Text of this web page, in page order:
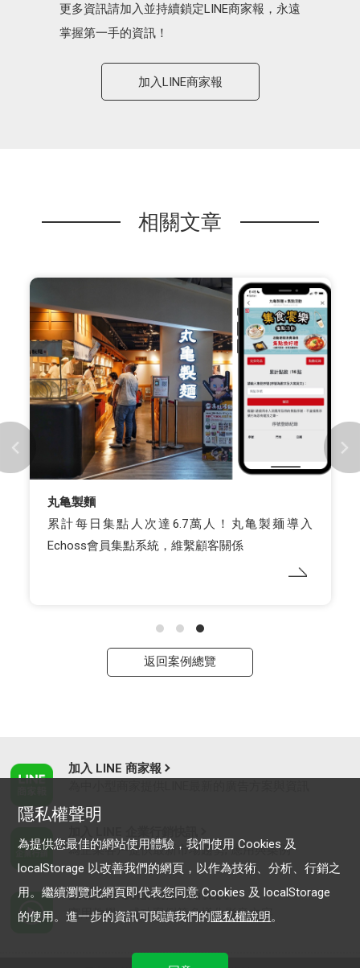
更多資訊請加入並持續鎖定LINE商家報，永遠
掌握第一手的資訊！
加入LINE商家報
相關文章
丸亀製麵
累計每日集點人次達6.7萬人！丸亀製麺導入
Echoss會員集點系統，維繫顧客關係
返回案例總覽
加入 LINE 商家報
為企業客戶提供最新市場趨勢, 應用與案例
LINE Biz-Solutions YouTube
實用教學、成功案例等多樣化影音內容
隱私權聲明
為提供您最佳的網站使用體驗，我們使用 Cookies 及
localStorage 以改善我們的網頁，以作為技術、分析、行銷之
用。繼續瀏覽此網頁即代表您同意 Cookies 及 localStorage
的使用。進一步的資訊可閱讀我們的隱私權說明。